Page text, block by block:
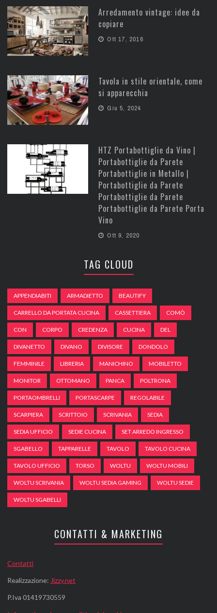
Arredamento vintage: idee da
copiare
Ott 17, 2016
Tavola in stile orientale, come
si apparecchia
Giu 5, 2024
HTZ Portabottiglie da Vino |
Portabottiglie da Parete
Portabottiglie in Metallo |
Portabottiglie da Parete
Portabottiglie da Parete
Portabottiglie da Parete Porta
Vino
Ott 9, 2020
TAG CLOUD
APPENDIABITI ARMADIETTO BEAUTIFY
CARRELLO DA PORTATA CUCINA CASSETTIERA COMÒ
CON CORPO CREDENZA CUCINA DEL
DIVANETTO DIVANO DIVISORE DONDOLO
FEMMINILE LIBRERIA MANICHINO MOBILETTO
MONITOR OTTOMANO PANCA POLTRONA
PORTAOMBRELLI PORTASCARPE REGOLABILE
SCARPIERA SCRITTOIO SCRIVANIA SEDIA
SEDIA UFFICIO SEDIE CUCINA SET ARREDO INGRESSO
SGABELLO TAPPARELLE TAVOLO TAVOLO CUCINA
TAVOLO UFFICIO TORSO WOLTU WOLTU MOBILI
WOLTU SCRIVANIA WOLTU SEDIA GAMING WOLTU SEDIE
WOLTU SGABELLI
CONTATTI & MARKETING
Contatti
Realizzazione: Jizzy.net
P.Iva 01419730559